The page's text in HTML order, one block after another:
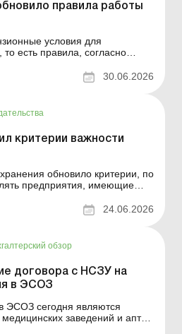
правила работы
условия для
есть правила, согласно
помощь. Больше по теме:
что нужно сделать
равных ...
30.06.2026
критерии важности
обновило критерии, по
предприятия, имеющие
по теме: Средняя
для признания предприятия
24.06.2026
обзор
договора с НСЗУ на
в ЭСОЗ
ЭСОЗ сегодня являются
заведений и аптек.